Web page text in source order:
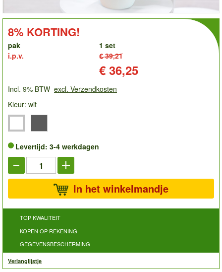
order
KORTING!:
8% KORTING!
pak
1 set
i.p.v.
€ 39,21
€ 36,25
Incl. 9% BTW excl. Verzendkosten
Kleur: wit
Levertijd: 3-4 werkdagen
In het winkelmandje
TOP KWALITEIT
KOPEN OP REKENING
GEGEVENSBESCHERMING
Verlanglijstje